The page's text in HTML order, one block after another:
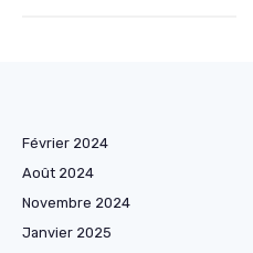
Février 2024
Août 2024
Novembre 2024
Janvier 2025